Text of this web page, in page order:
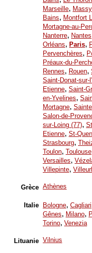
Marseille, Massy
Bains, Montfort
Mortagne-au-
Nanterre, Nantes
Orléans, Paris,
Pervenchères,
Préaux-du-
Rennes, Rouen,
Saint-Donat-sur-
Etienne, Saint-
en-Yvelines,
Mortagne,
Salon-de-
sur-Loing (77),
Etienne, St-
Strasbourg,
Toulon, Toulouse
Versailles,
Villepinte,
Grèce Athènes
Italie Bologne, Cagliari
Gênes, Milano,
Torino, Venezia
Lituanie Vilnius